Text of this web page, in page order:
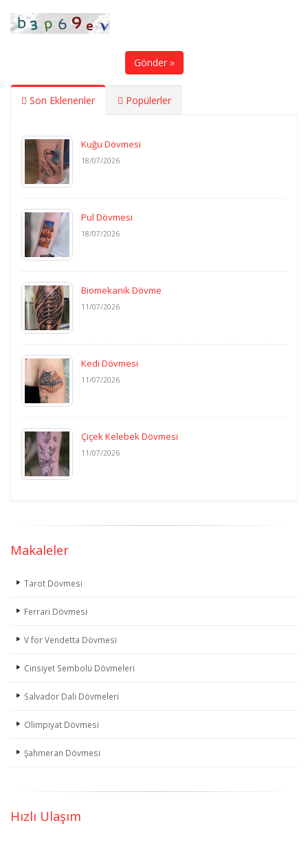
Gönder »
Son Eklenenler Popülerler
Kuğu Dövmesi
18/07/2026
Pul Dövmesi
18/07/2026
Biomekanik Dövme
11/07/2026
Kedi Dövmesi
11/07/2026
Çiçek Kelebek Dövmesi
11/07/2026
Makaleler
Tarot Dövmesi
Ferrari Dövmesi
V for Vendetta Dövmesi
Cinsiyet Sembolü Dövmeleri
Salvador Dali Dövmeleri
Olimpiyat Dövmesi
Şahmeran Dövmesi
Hızlı Ulaşım